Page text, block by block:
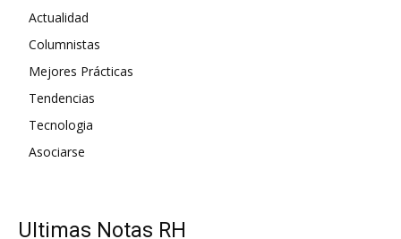
Actualidad
Columnistas
Mejores Prácticas
Tendencias
Tecnologia
Asociarse
UItimas Notas RH